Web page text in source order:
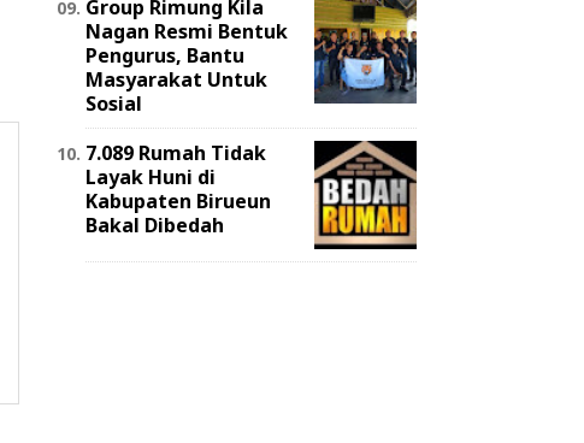
Group Rimung Kila
Nagan Resmi Bentuk
Pengurus, Bantu
Masyarakat Untuk
Sosial
7.089 Rumah Tidak
Layak Huni di
Kabupaten Birueun
Bakal Dibedah